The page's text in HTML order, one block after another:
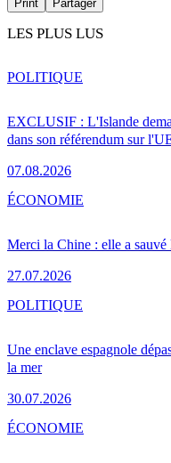
Print Partager
LES PLUS LUS
EXCLUSIF : L'Islande
dans son référendum sur
07.08.2026
POLITIQUE
Merci la Chine : elle a sauvé
27.07.2026
ÉCONOMIE
Une enclave espagnole
la mer
30.07.2026
POLITIQUE
ÉCONOMIE